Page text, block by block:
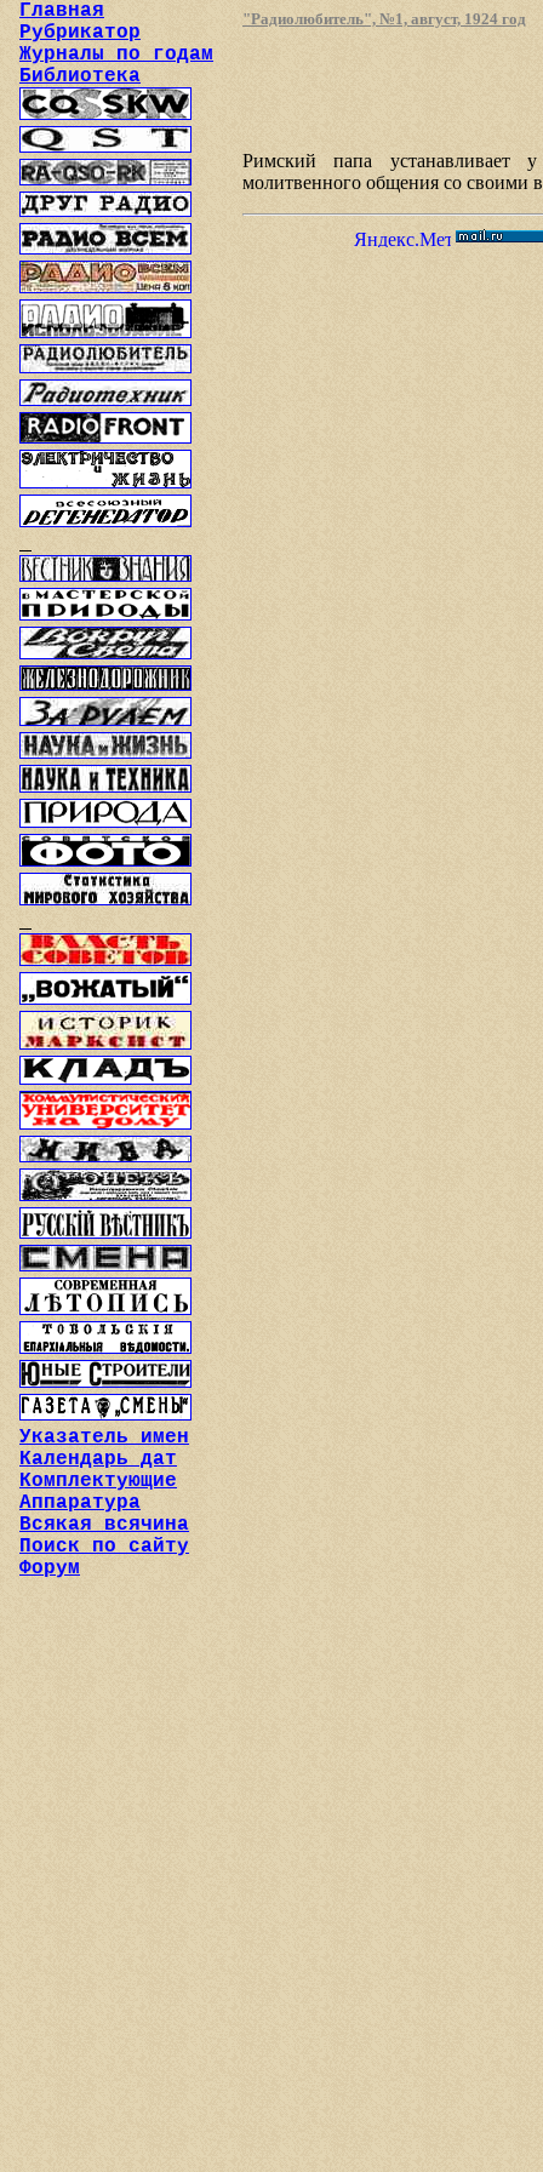
Главная
Рубрикатор
Журналы по годам
Библиотека
Указатель имен
Календарь дат
Комплектующие
Аппаратура
Всякая всячина
Поиск по сайту
Форум
"Радиолюбитель", №1, август, 1924 год
Римский папа устанавливает
молитвенного общения со своими